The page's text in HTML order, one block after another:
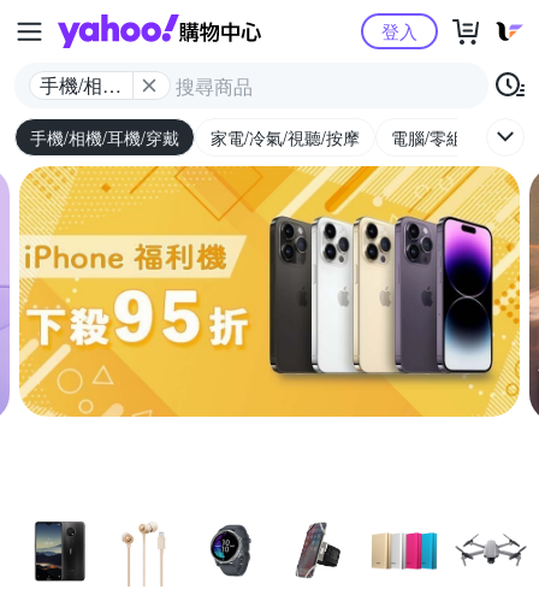
Yahoo購物中心
手機/相機/
耳機/穿戴
登入
手機/相機/耳機/穿戴 家電/冷氣/視聽/按摩 電腦/零組件/週邊/